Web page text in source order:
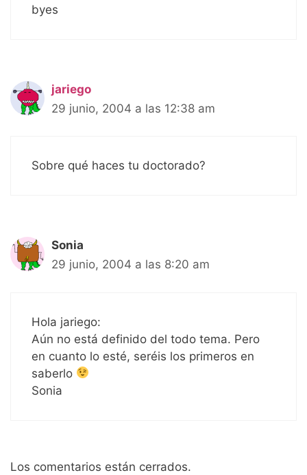
byes
jariego
29 junio, 2004 a las 12:38 am
Sobre qué haces tu doctorado?
Sonia
29 junio, 2004 a las 8:20 am
Hola jariego:
Aún no está definido del todo tema. Pero
en cuanto lo esté, seréis los primeros en
saberlo
Sonia
Los comentarios están cerrados.